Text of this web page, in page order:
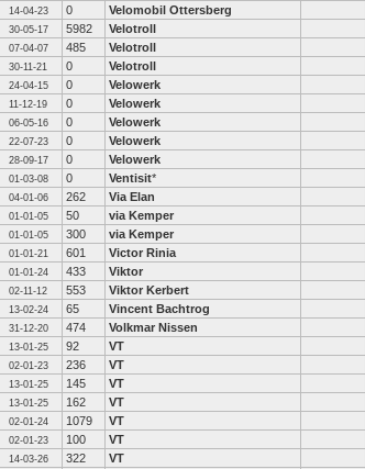
14-04-23 0 Velomobil Ottersberg
30-05-17 5982 Velotroll
07-04-07 485 Velotroll
30-11-21 0 Velotroll
24-04-15 0 Velowerk
11-12-19 0 Velowerk
06-05-16 0 Velowerk
22-07-23 0 Velowerk
28-09-17 0 Velowerk
01-03-08 0 Ventisit*
04-01-06 262 Via Elan
01-01-05 50 via Kemper
01-01-05 300 via Kemper
01-01-21 601 Victor Rinia
01-01-24 433 Viktor
02-11-12 553 Viktor Kerbert
13-02-24 65 Vincent Bachtrog
31-12-20 474 Volkmar Nissen
13-01-25 92 VT
02-01-23 236 VT
13-01-25 145 VT
13-01-25 162 VT
02-01-24 1079 VT
02-01-23 100 VT
14-03-26 322 VT